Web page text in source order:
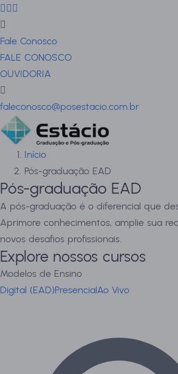
Fale Conosco
FALE CONOSCO
OUVIDORIA
faleconosco@posestacio.com.br
Início
Pós-graduação EAD
Pós-graduação EAD
A pós-graduação é o diferencial que
Aprimore conhecimentos, amplie sua
novos desafios profissionais.
Explore nossos cursos
Modelos de Ensino
Digital (EAD)PresencialAo Vivo